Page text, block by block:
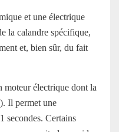
et une électrique
la calandre spécifique,
et, bien sûr, du fait
moteur électrique dont la
Il permet une
secondes. Certains